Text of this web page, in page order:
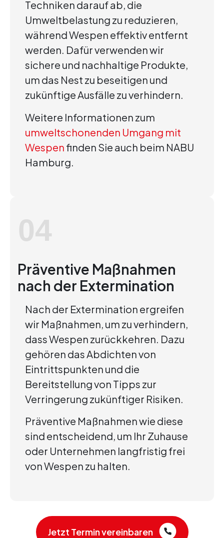
Techniken darauf ab, die
Umweltbelastung zu reduzieren,
während Wespen effektiv entfernt
werden. Dafür verwenden wir
sichere und nachhaltige Produkte,
um das Nest zu beseitigen und
zukünftige Ausfälle zu verhindern.
Weitere Informationen zum
umweltschonenden Umgang mit
Wespen finden Sie auch beim NABU
Hamburg.
04
Präventive Maßnahmen
nach der Extermination
Nach der Extermination ergreifen
wir Maßnahmen, um zu verhindern,
dass Wespen zurückkehren. Dazu
gehören das Abdichten von
Eintrittspunkten und die
Bereitstellung von Tipps zur
Verringerung zukünftiger Risiken.
Präventive Maßnahmen wie diese
sind entscheidend, um Ihr Zuhause
oder Unternehmen langfristig frei
von Wespen zu halten.
Jetzt Termin vereinbaren